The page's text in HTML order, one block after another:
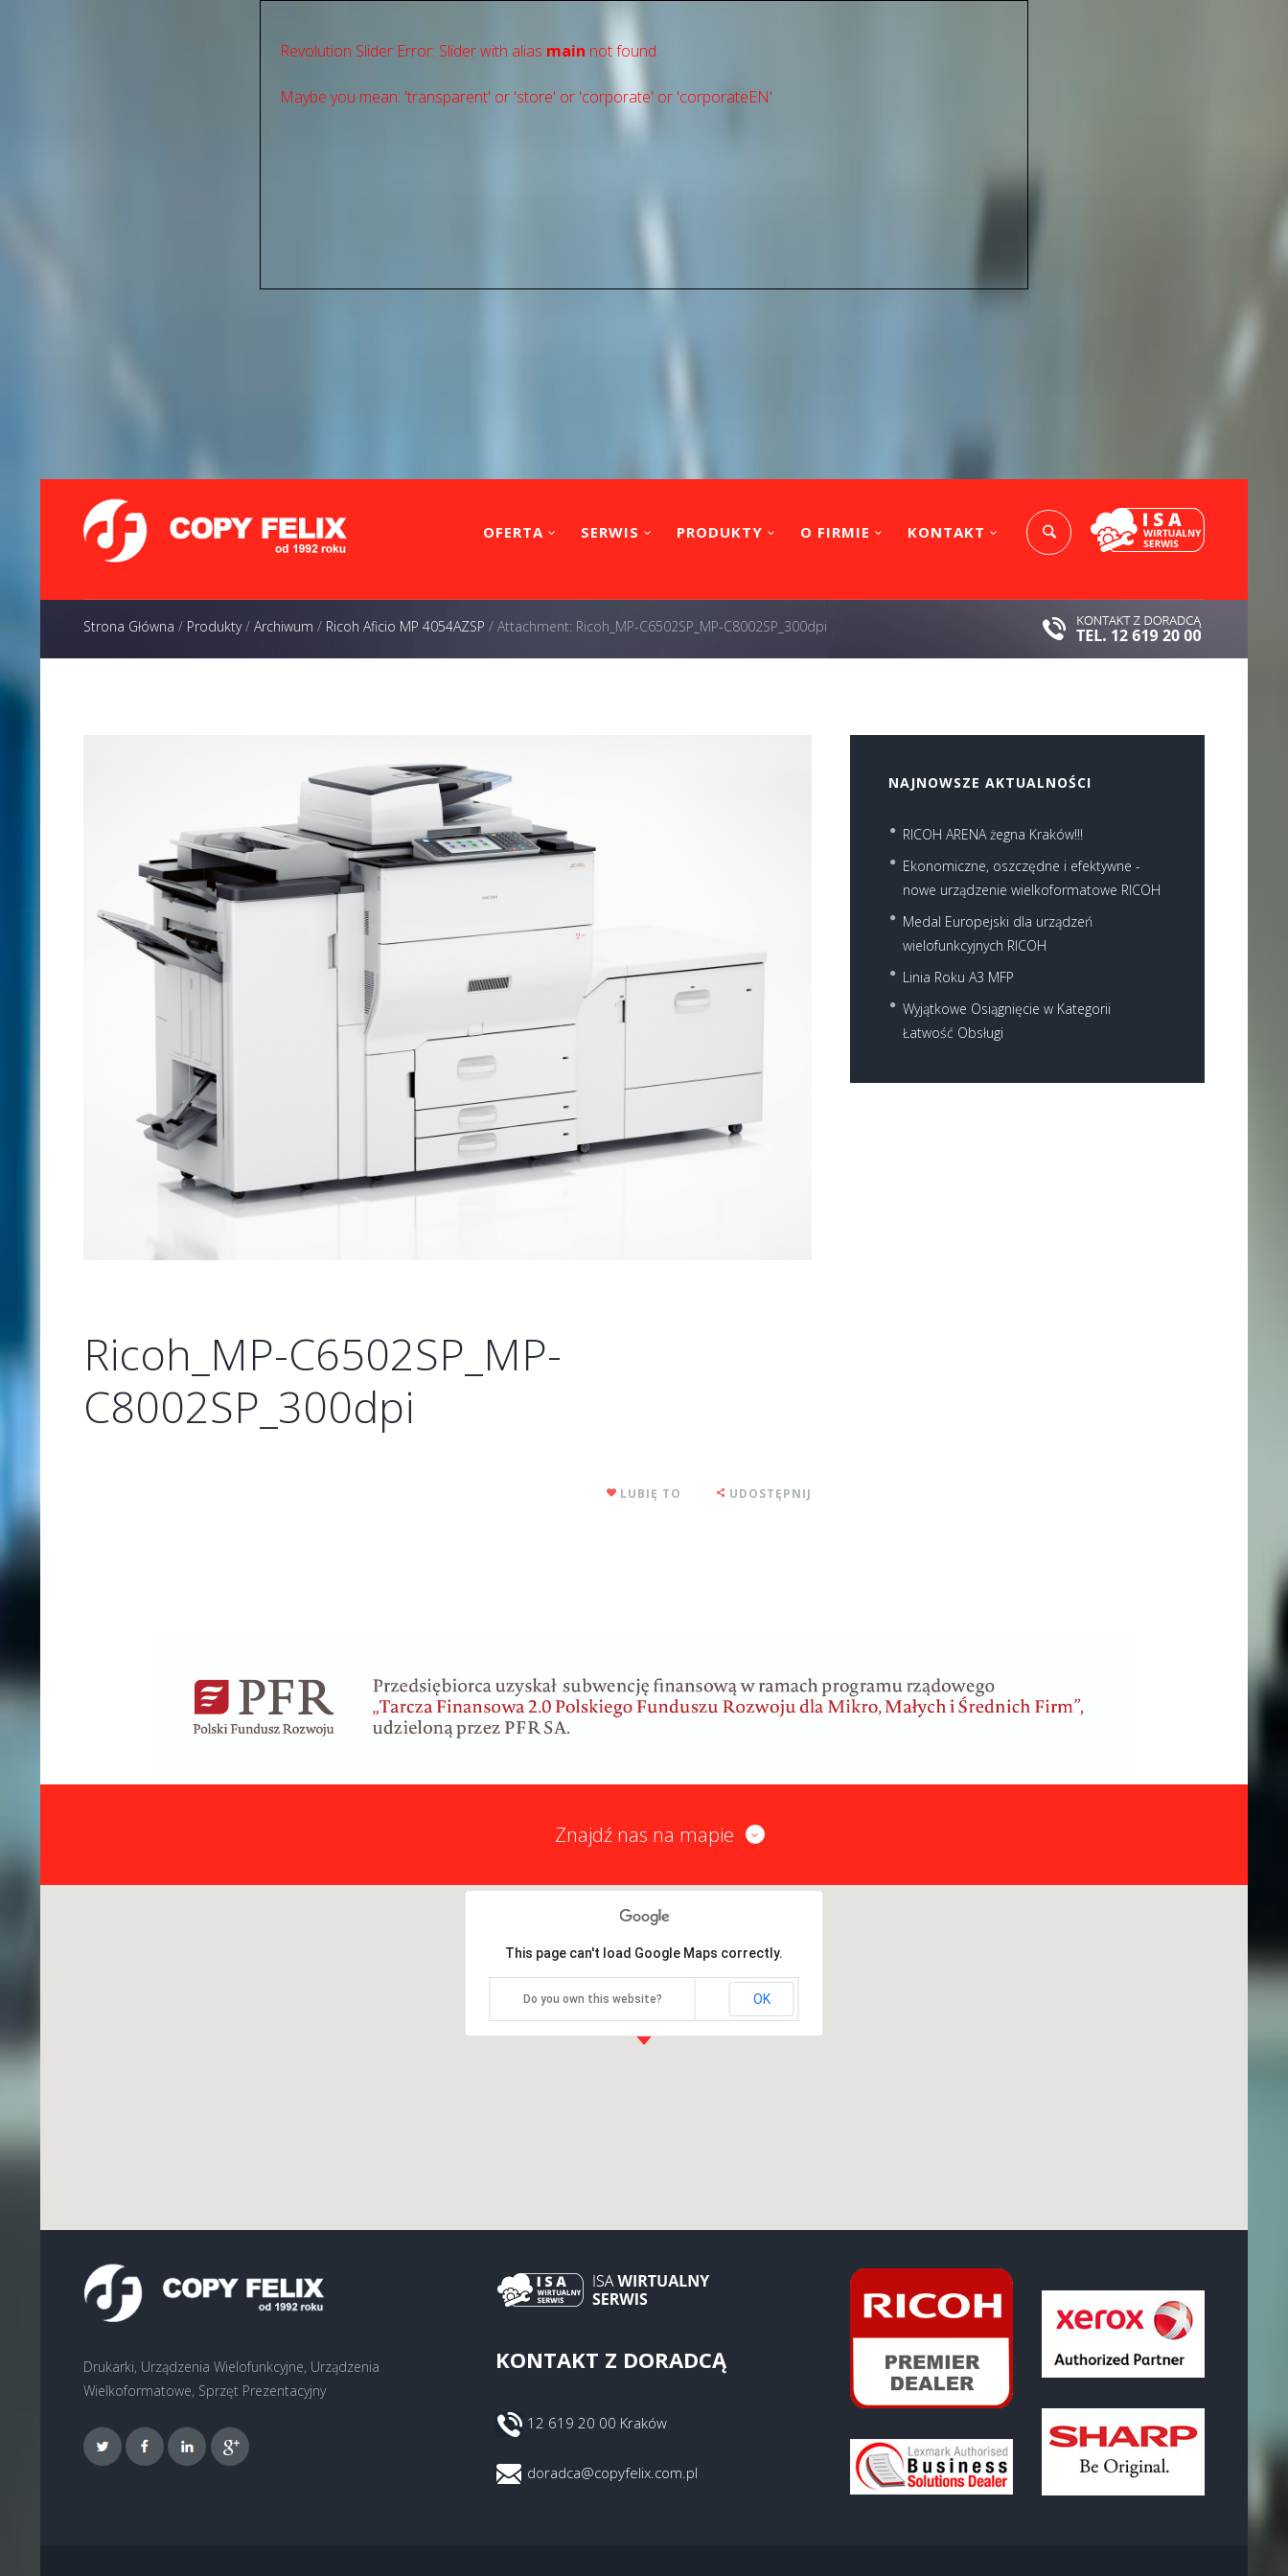
Revolution Slider Error: Slider with alias main not found.
Maybe you mean: 'transparent' or 'store' or 'сorporate' or 'corporateEN'
OFERTA SERWIS PRODUKTY O FIRMIE KONTAKT
Strona Główna / Produkty/ Archiwum / Ricoh Aficio MP 4054AZSP / Attachment: Ricoh_MP-C6502SP_MP-C8002SP_300dpi
Next item
6054-1
Ricoh_MP-C6502SP_MP-
C8002SP_300dpi
LUBIĘ TO UDOSTĘPNIJ
NAJNOWSZE AKTUALNOŚCI
RICOH ARENA żegna Kraków!!!
Ekonomiczne, oszczędne i efektywne -
nowe urządzenie wielkoformatowe RICOH
Medal Europejski dla urządzeń
wielofunkcyjnych RICOH
Linia Roku A3 MFP
Wyjątkowe Osiągnięcie w Kategorii
Łatwość Obsługi
Znajdź nas na mapie
This page can't load Google Maps correctly.
Do you own this website? OK
Drukarki, Urządzenia Wielofunkcyjne, Urządzenia
Wielkoformatowe, Sprzęt Prezentacyjny
KONTAKT Z DORADCĄ
12 619 20 00 Kraków
doradca@copyfelix.com.pl